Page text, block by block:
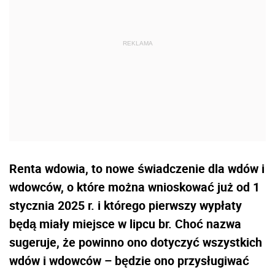
Renta wdowia, to nowe świadczenie dla wdów i
wdowców, o które można wnioskować już od 1
stycznia 2025 r. i którego pierwszy wypłaty
będą miały miejsce w lipcu br. Choć nazwa
sugeruje, że powinno ono dotyczyć wszystkich
wdów i wdowców – będzie ono przysługiwać